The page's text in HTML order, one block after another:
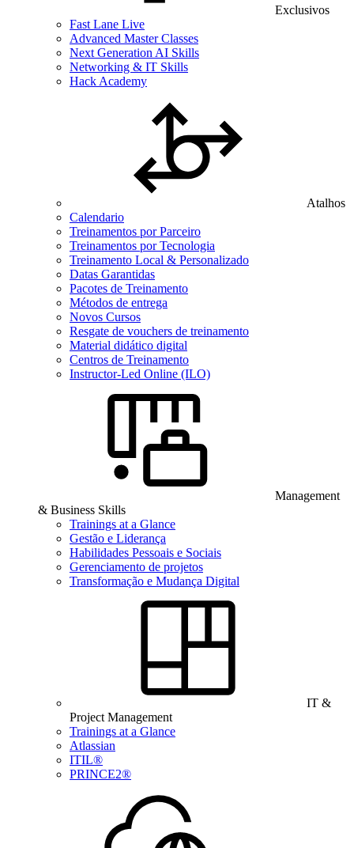
Exclusivos
Fast Lane Live
Advanced Master Classes
Next Generation AI Skills
Networking & IT Skills
Hack Academy
Atalhos
Calendario
Treinamentos por Parceiro
Treinamentos por Tecnologia
Treinamento Local & Personalizado
Datas Garantidas
Pacotes de Treinamento
Métodos de entrega
Novos Cursos
Resgate de vouchers de treinamento
Material didático digital
Centros de Treinamento
Instructor-Led Online (ILO)
Management
& Business Skills
Trainings at a Glance
Gestão e Liderança
Habilidades Pessoais e Sociais
Gerenciamento de projetos
Transformação e Mudança Digital
IT &
Project Management
Trainings at a Glance
Atlassian
ITIL®
PRINCE2®